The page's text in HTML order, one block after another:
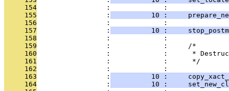
     154
                 :             :
     155
                 :
10 :
     156
                 :             :
     157
                 :
10 :
     158
                 :             :
     159
                 :             :     /*
     160
:             :      *
     161
                 :             :      */
     162
                 :             :
     163
                 :
10 :
     164
                 :
10 :